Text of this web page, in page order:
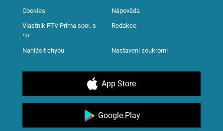
Cookies Nápověda
Vlastník FTV Prima spol. s
r.o.
Redakce
Nahlásit chybu Nastavení soukromí
App Store
Google Play